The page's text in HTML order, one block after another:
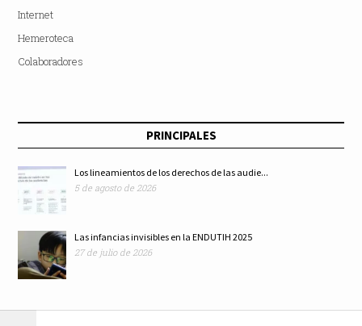
Internet
Hemeroteca
Colaboradores
PRINCIPALES
Los lineamientos de los derechos de las audie...
5 de agosto de 2026
Las infancias invisibles en la ENDUTIH 2025
27 de julio de 2026